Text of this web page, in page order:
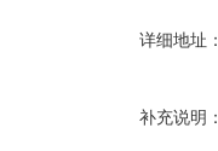
详细地址：
补充说明：